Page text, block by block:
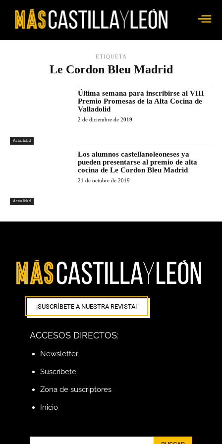
ETIQUETA
Le Cordon Bleu Madrid
Actualidad
Última semana para inscribirse al VIII
Premio Promesas de la Alta Cocina de
Valladolid
2 de diciembre de 2019
Actualidad
Los alumnos castellanoleoneses ya
pueden presentarse al premio de alta
cocina de Le Cordon Bleu Madrid
21 de octubre de 2019
¡SUSCRÍBETE A NUESTRA REVISTA!
ACCESOS DIRECTOS:
Newsletter
Suscríbete
Zona de suscriptores
Inicio